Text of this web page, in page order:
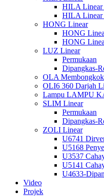
HILA Linear
HILA Linear
HONG Linear
HONG
HONG
LUZ Linear
Permukaan
Dipangkas-
OLA Membongkok
OLI6 360 Darjah
Lampu LAMPU
SLIM Linear
Permukaan
Dipangkas-
ZOLI Linear
U6741
U5168
U3537
U5141
U4633-
Video
Projek